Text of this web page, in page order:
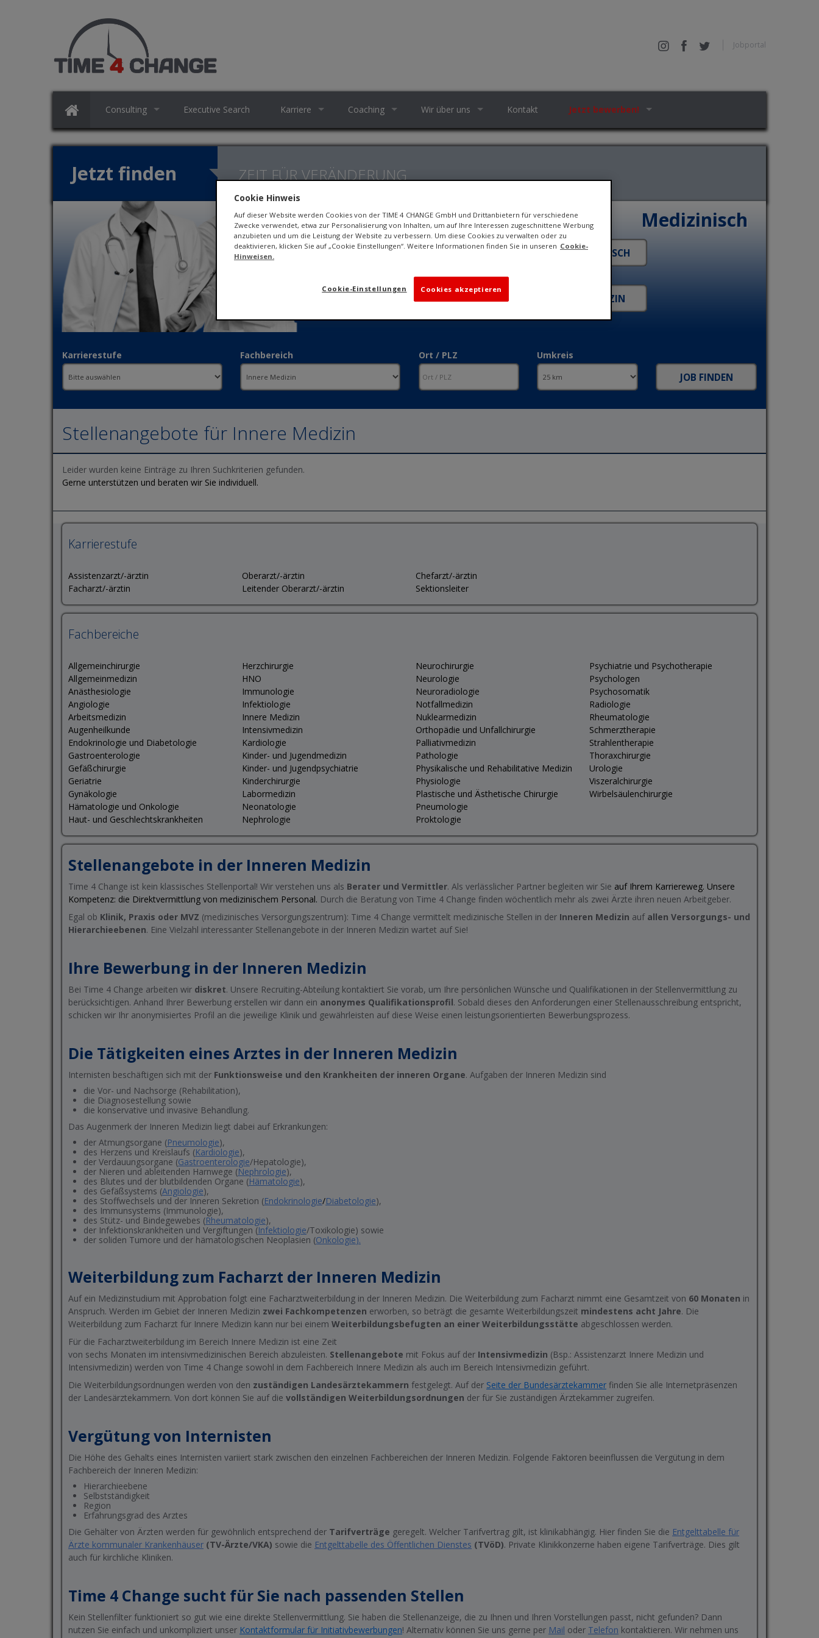
Jobportal
Consulting Executive Search Karriere Coaching Wir über uns Kontakt Jetzt bewerben!
Jetzt finden ZEIT FÜR VERÄNDERUNG
Medizinisch
Karrierestufe Fachbereich Ort / PLZ Umkreis
Stellenangebote für Innere Medizin
Leider wurden keine Einträge zu Ihren Suchkriterien gefunden.
Gerne unterstützen und beraten wir Sie individuell.
Karrierestufe
Assistenzarzt/-ärztin
Facharzt/-ärztin
Oberarzt/-ärztin
Leitender Oberarzt/-ärztin
Chefarzt/-ärztin
Sektionsleiter
Fachbereiche
Allgemeinchirurgie
Allgemeinmedizin
Anästhesiologie
Angiologie
Arbeitsmedizin
Augenheilkunde
Endokrinologie und Diabetologie
Gastroenterologie
Gefäßchirurgie
Geriatrie
Gynäkologie
Hämatologie und Onkologie
Haut- und Geschlechtskrankheiten
Herzchirurgie
HNO
Immunologie
Infektiologie
Innere Medizin
Intensivmedizin
Kardiologie
Kinder- und Jugendmedizin
Kinder- und Jugendpsychiatrie
Kinderchirurgie
Labormedizin
Neonatologie
Nephrologie
Neurochirurgie
Neurologie
Neuroradiologie
Notfallmedizin
Nuklearmedizin
Orthopädie und Unfallchirurgie
Palliativmedizin
Pathologie
Physikalische und Rehabilitative Medizin
Physiologie
Plastische und Ästhetische Chirurgie
Pneumologie
Proktologie
Psychiatrie und Psychotherapie
Psychologen
Psychosomatik
Radiologie
Rheumatologie
Schmerztherapie
Strahlentherapie
Thoraxchirurgie
Urologie
Viszeralchirurgie
Wirbelsäulenchirurgie
Stellenangebote in der Inneren Medizin
Time 4 Change ist kein klassisches Stellenportal! Wir verstehen uns als Berater und Vermittler. Als verlässlicher Partner begleiten wir Sie auf Ihrem Karriereweg. Unsere
Kompetenz: die Direktvermittlung von medizinischem Personal. Durch die Beratung von Time 4 Change finden wöchentlich mehr als zwei Ärzte ihren neuen Arbeitgeber.
Egal ob Klinik, Praxis oder MVZ (medizinisches Versorgungszentrum): Time 4 Change vermittelt medizinische Stellen in der Inneren Medizin auf allen Versorgungs- und
Hierarchieebenen. Eine Vielzahl interessanter Stellenangebote in der Inneren Medizin wartet auf Sie!
Ihre Bewerbung in der Inneren Medizin
Bei Time 4 Change arbeiten wir diskret. Unsere Recruiting-Abteilung kontaktiert Sie vorab, um Ihre persönlichen Wünsche und Qualifikationen in der Stellenvermittlung zu
berücksichtigen. Anhand Ihrer Bewerbung erstellen wir dann ein anonymes Qualifikationsprofil. Sobald dieses den Anforderungen einer Stellenausschreibung entspricht,
schicken wir Ihr anonymisiertes Profil an die jeweilige Klinik und gewährleisten auf diese Weise einen leistungsorientierten Bewerbungsprozess.
Die Tätigkeiten eines Arztes in der Inneren Medizin
Internisten beschäftigen sich mit der Funktionsweise und den Krankheiten der inneren Organe. Aufgaben der Inneren Medizin sind
die Vor- und Nachsorge (Rehabilitation),
die Diagnosestellung sowie
die konservative und invasive Behandlung.
Das Augenmerk der Inneren Medizin liegt dabei auf Erkrankungen:
der Atmungsorgane (Pneumologie),
des Herzens und Kreislaufs (Kardiologie),
der Verdauungsorgane (Gastroenterologie/Hepatologie),
der Nieren und ableitenden Harnwege (Nephrologie),
des Blutes und der blutbildenden Organe (Hämatologie),
des Gefäßsystems (Angiologie),
des Stoffwechsels und der Inneren Sekretion (Endokrinologie/Diabetologie),
des Immunsystems (Immunologie),
des Stütz- und Bindegewebes (Rheumatologie),
der Infektionskrankheiten und Vergiftungen (Infektiologie/Toxikologie) sowie
der soliden Tumore und der hämatologischen Neoplasien (Onkologie).
Weiterbildung zum Facharzt der Inneren Medizin
Auf ein Medizinstudium mit Approbation folgt eine Facharztweiterbildung in der Inneren Medizin. Die Weiterbildung zum Facharzt nimmt eine Gesamtzeit von 60 Monaten in
Anspruch. Werden im Gebiet der Inneren Medizin zwei Fachkompetenzen erworben, so beträgt die gesamte Weiterbildungszeit mindestens acht Jahre. Die
Weiterbildung zum Facharzt für Innere Medizin kann nur bei einem Weiterbildungsbefugten an einer Weiterbildungsstätte abgeschlossen werden.
Für die Facharztweiterbildung im Bereich Innere Medizin ist eine Zeit
von sechs Monaten im intensivmedizinischen Bereich abzuleisten. Stellenangebote mit Fokus auf der Intensivmedizin (Bsp.: Assistenzarzt Innere Medizin und
Intensivmedizin) werden von Time 4 Change sowohl in dem Fachbereich Innere Medizin als auch im Bereich Intensivmedizin geführt.
Die Weiterbildungsordnungen werden von den zuständigen Landesärztekammern festgelegt. Auf der Seite der Bundesärztekammer finden Sie alle Internetpräsenzen
der Landesärztekammern. Von dort können Sie auf die vollständigen Weiterbildungsordnungen der für Sie zuständigen Ärztekammer zugreifen.
Vergütung von Internisten
Die Höhe des Gehalts eines Internisten variiert stark zwischen den einzelnen Fachbereichen der Inneren Medizin. Folgende Faktoren beeinflussen die Vergütung in dem
Fachbereich der Inneren Medizin:
Hierarchieebene
Selbstständigkeit
Region
Erfahrungsgrad des Arztes
Die Gehälter von Ärzten werden für gewöhnlich entsprechend der Tarifverträge geregelt. Welcher Tarifvertrag gilt, ist klinikabhängig. Hier finden Sie die Entgelttabelle für
Ärzte kommunaler Krankenhäuser (TV-Ärzte/VKA) sowie die Entgelttabelle des Öffentlichen Dienstes (TVöD). Private Klinikkonzerne haben eigene Tarifverträge. Dies gilt
auch für kirchliche Kliniken.
Time 4 Change sucht für Sie nach passenden Stellen
Kein Stellenfilter funktioniert so gut wie eine direkte Stellenvermittlung. Sie haben die Stellenanzeige, die zu Ihnen und Ihren Vorstellungen passt, nicht gefunden? Dann
nutzen Sie einfach und unkompliziert unser Kontaktformular für Initiativbewerbungen! Alternativ können Sie uns gerne per Mail oder Telefon kontaktieren. Wir nehmen uns
Cookie Hinweis
Auf dieser Website werden Cookies von der TIME 4 CHANGE GmbH und Drittanbietern für verschiedene
Zwecke verwendet, etwa zur Personalisierung von Inhalten, um auf Ihre Interessen zugeschnittene Werbung
anzubieten und um die Leistung der Website zu verbessern. Um diese Cookies zu verwalten oder zu
deaktivieren, klicken Sie auf „Cookie Einstellungen“. Weitere Informationen finden Sie in unseren Cookie-
Hinweisen.
Cookies akzeptieren
Cookie-Einstellungen